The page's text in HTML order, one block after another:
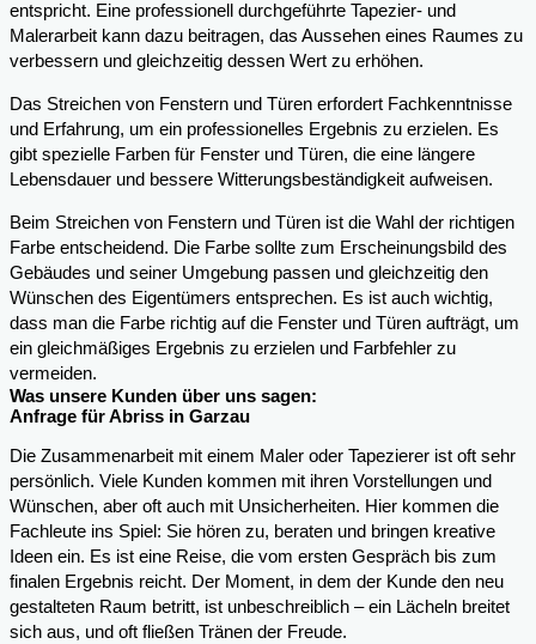
entspricht. Eine professionell durchgeführte Tapezier- und
Malerarbeit kann dazu beitragen, das Aussehen eines Raumes zu
verbessern und gleichzeitig dessen Wert zu erhöhen.
Das Streichen von Fenstern und Türen erfordert Fachkenntnisse
und Erfahrung, um ein professionelles Ergebnis zu erzielen. Es
gibt spezielle Farben für Fenster und Türen, die eine längere
Lebensdauer und bessere Witterungsbeständigkeit aufweisen.
Beim Streichen von Fenstern und Türen ist die Wahl der richtigen
Farbe entscheidend. Die Farbe sollte zum Erscheinungsbild des
Gebäudes und seiner Umgebung passen und gleichzeitig den
Wünschen des Eigentümers entsprechen. Es ist auch wichtig,
dass man die Farbe richtig auf die Fenster und Türen aufträgt, um
ein gleichmäßiges Ergebnis zu erzielen und Farbfehler zu
vermeiden.
Was unsere Kunden über uns sagen:
Anfrage für Abriss in Garzau
Die Zusammenarbeit mit einem Maler oder Tapezierer ist oft sehr
persönlich. Viele Kunden kommen mit ihren Vorstellungen und
Wünschen, aber oft auch mit Unsicherheiten. Hier kommen die
Fachleute ins Spiel: Sie hören zu, beraten und bringen kreative
Ideen ein. Es ist eine Reise, die vom ersten Gespräch bis zum
finalen Ergebnis reicht. Der Moment, in dem der Kunde den neu
gestalteten Raum betritt, ist unbeschreiblich – ein Lächeln breitet
sich aus, und oft fließen Tränen der Freude.